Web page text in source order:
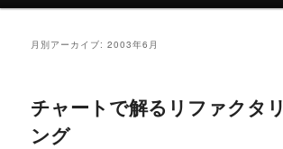
月別アーカイブ:2003年6月
チャートで解るリファクタリ
ング